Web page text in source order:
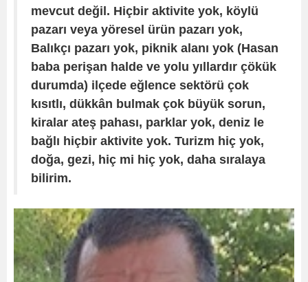
mevcut değil. Hiçbir aktivite yok, köylü
pazarı veya yöresel ürün pazarı yok,
Balıkçı pazarı yok, piknik alanı yok (Hasan
baba perişan halde ve yolu yıllardır çökük
durumda) ilçede eğlence sektörü çok
kısıtlı, dükkân bulmak çok büyük sorun,
kiralar ateş pahası, parklar yok, deniz le
bağlı hiçbir aktivite yok. Turizm hiç yok,
doğa, gezi, hiç mi hiç yok, daha sıralaya
bilirim.